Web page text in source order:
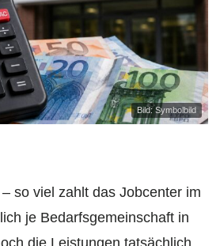
Bild: Symbolbild
so viel zahlt das Jobcenter im
je Bedarfsgemeinschaft in
die Leistungen tatsächlich